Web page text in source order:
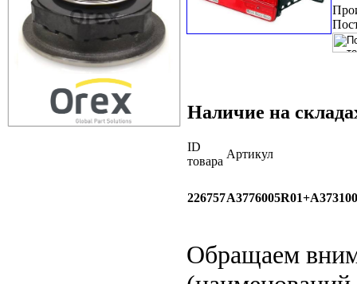
Наличие на
ID
товара
Артикул
226757
Обращаем